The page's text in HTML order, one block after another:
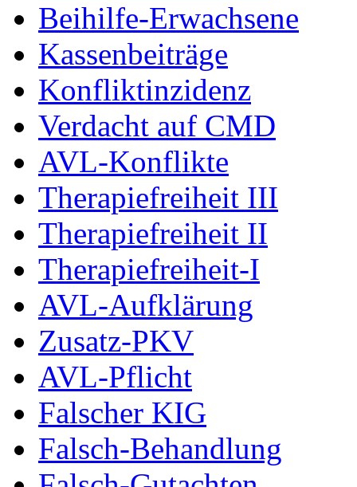
Beihilfe-Erwachsene
Kassenbeiträge
Konfliktinzidenz
Verdacht auf CMD
AVL-Konflikte
Therapiefreiheit III
Therapiefreiheit II
Therapiefreiheit-I
AVL-Aufklärung
Zusatz-PKV
AVL-Pflicht
Falscher KIG
Falsch-Behandlung